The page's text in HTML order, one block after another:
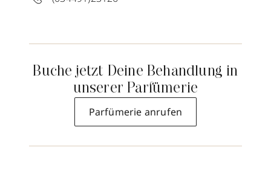
Buche jetzt Deine Behandlung in
unserer Parfümerie
Parfümerie anrufen